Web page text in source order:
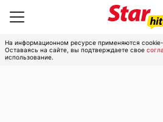
На информационном ресурсе применяются
Оставаясь на сайте, вы подтверждаете свое
использование.